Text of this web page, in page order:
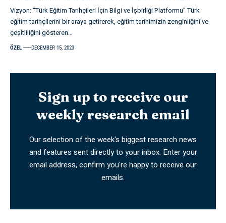
Sign up to receive our
weekly research email
Our selection of the week's biggest research news
and features sent directly to your inbox. Enter your
email address, confirm you're happy to receive our
emails.
Vizyon: “Türk Eğitim Tarihçileri İçin Bilgi ve İşbirliği Platformu” Türk
eğitim tarihçilerini bir araya getirerek, eğitim tarihimizin zenginliğini ve
çeşitliliğini gösteren…
ÖZEL DECEMBER 15, 2023